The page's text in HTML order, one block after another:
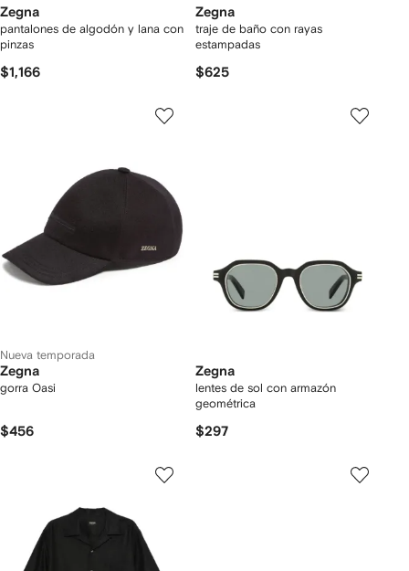
Zegna
pantalones de algodón y lana con
pinzas
$1,166
Zegna
traje de baño con rayas
estampadas
$625
Nueva temporada
Zegna
gorra Oasi
$456
Zegna
lentes de sol con armazón
geométrica
$297